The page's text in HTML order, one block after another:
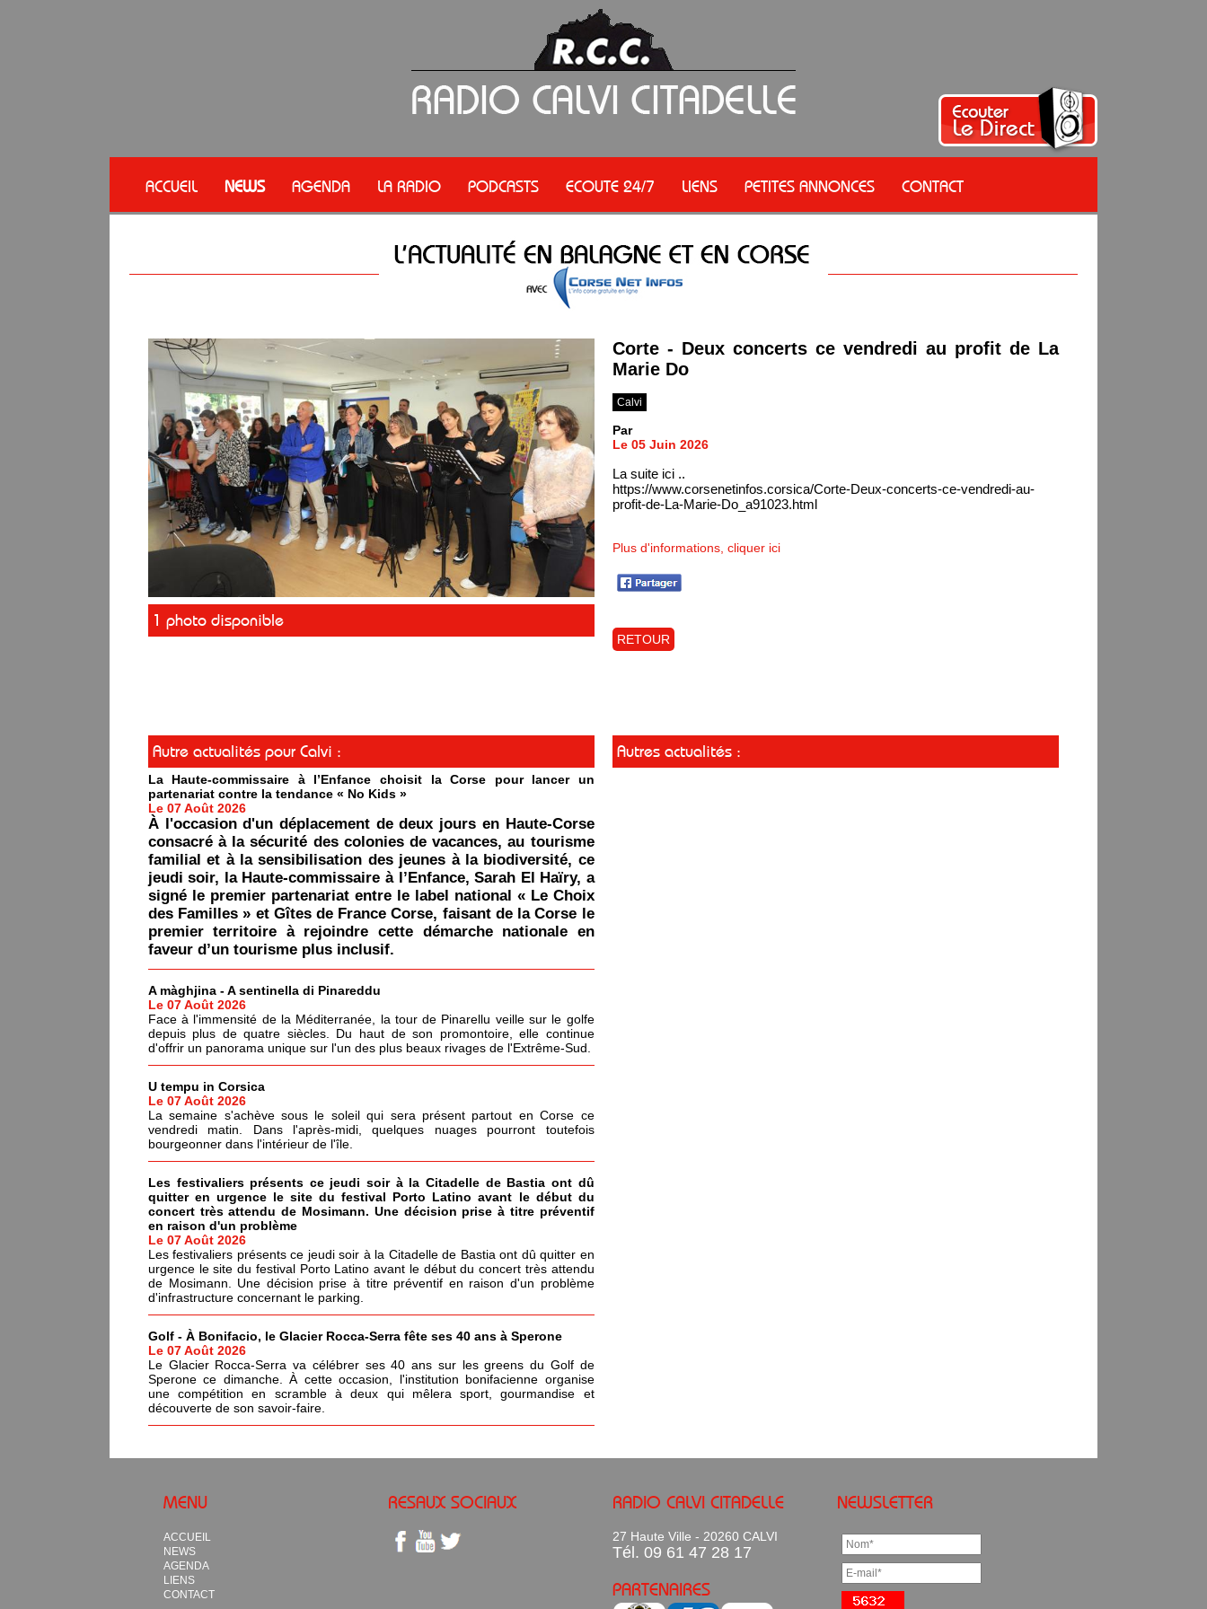
ACCUEIL NEWS AGENDA LA RADIO PODCASTS ECOUTE 24/7 LIENS PETITES ANNONCES CONTACT
1 photo disponible
Corte - Deux concerts ce vendredi au profit de La
Marie Do
Calvi
Par
Le 05 Juin 2026
La suite ici ..
https://www.corsenetinfos.corsica/Corte-Deux-concerts-ce-vendredi-au-
profit-de-La-Marie-Do_a91023.html
Plus d'informations, cliquer ici
RETOUR
Autre actualités pour Calvi :
La Haute-commissaire à l’Enfance choisit la Corse pour lancer un
partenariat contre la tendance « No Kids »
Le 07 Août 2026
À l'occasion d'un déplacement de deux jours en Haute-Corse
consacré à la sécurité des colonies de vacances, au tourisme
familial et à la sensibilisation des jeunes à la biodiversité, ce
jeudi soir, la Haute-commissaire à l’Enfance, Sarah El Haïry, a
signé le premier partenariat entre le label national « Le Choix
des Familles » et Gîtes de France Corse, faisant de la Corse le
premier territoire à rejoindre cette démarche nationale en
faveur d’un tourisme plus inclusif.
A màghjina - A sentinella di Pinareddu
Le 07 Août 2026
Face à l'immensité de la Méditerranée, la tour de Pinarellu veille sur le golfe
depuis plus de quatre siècles. Du haut de son promontoire, elle continue
d'offrir un panorama unique sur l'un des plus beaux rivages de l'Extrême-Sud.
U tempu in Corsica
Le 07 Août 2026
La semaine s'achève sous le soleil qui sera présent partout en Corse ce
vendredi matin. Dans l'après-midi, quelques nuages pourront toutefois
bourgeonner dans l'intérieur de l'île.
Les festivaliers présents ce jeudi soir à la Citadelle de Bastia ont dû
quitter en urgence le site du festival Porto Latino avant le début du
concert très attendu de Mosimann. Une décision prise à titre préventif
en raison d'un problème
Le 07 Août 2026
Les festivaliers présents ce jeudi soir à la Citadelle de Bastia ont dû quitter en
urgence le site du festival Porto Latino avant le début du concert très attendu
de Mosimann. Une décision prise à titre préventif en raison d'un problème
d'infrastructure concernant le parking.
Golf - À Bonifacio, le Glacier Rocca-Serra fête ses 40 ans à Sperone
Le 07 Août 2026
Le Glacier Rocca-Serra va célébrer ses 40 ans sur les greens du Golf de
Sperone ce dimanche. À cette occasion, l'institution bonifacienne organise
une compétition en scramble à deux qui mêlera sport, gourmandise et
découverte de son savoir-faire.
Autres actualités :
MENU
ACCUEIL
NEWS
AGENDA
LIENS
CONTACT
RESAUX SOCIAUX RADIO CALVI CITADELLE
27 Haute Ville - 20260 CALVI
Tél. 09 61 47 28 17
PARTENAIRES
NEWSLETTER